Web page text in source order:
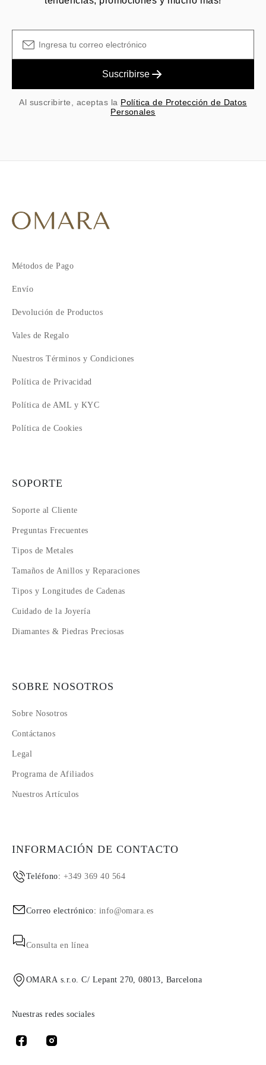
Suscribirse
Al suscribirte, aceptas la Política de Protección de Datos
Personales
Métodos de Pago
Envío
Devolución de Productos
Vales de Regalo
Nuestros Términos y Condiciones
Política de Privacidad
Política de AML y KYC
Política de Cookies
SOPORTE
Soporte al Cliente
Preguntas Frecuentes
Tipos de Metales
Tamaños de Anillos y Reparaciones
Tipos y Longitudes de Cadenas
Cuidado de la Joyería
Diamantes & Piedras Preciosas
SOBRE NOSOTROS
Sobre Nosotros
Contáctanos
Legal
Programa de Afiliados
Nuestros Artículos
INFORMACIÓN DE CONTACTO
Teléfono: +349 369 40 564
Correo electrónico: info@omara.es
Consulta en línea
OMARA s.r.o. C/ Lepant 270, 08013, Barcelona
Nuestras redes sociales